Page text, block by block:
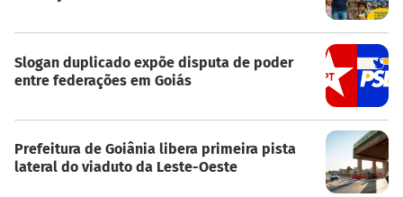
Slogan duplicado expõe disputa de poder
entre federações em Goiás
Prefeitura de Goiânia libera primeira pista
lateral do viaduto da Leste-Oeste